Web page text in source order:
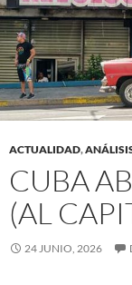
ACTUALIDAD,
CUBA
(AL
24 JUNIO, 2026